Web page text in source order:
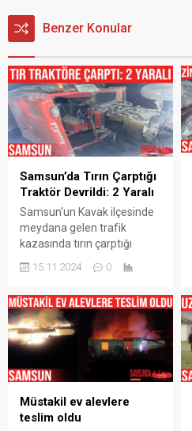
Benzer Konular
Samsun’da Tırın Çarptığı
Traktör Devrildi: 2 Yaralı
Samsun‘un Kavak ilçesinde
meydana gelen trafik
kazasında tırın çarptığı
sonucunca traktör sürücüsü
yaralandı. Samsun‘da Kavak
ilçesi Ankara-Samsun
Karayolu üzerinde Tekke
mevkisinde meydana gelen
trafik kazasında edinilen
bilgiye göre 31 DT 088
plakalı TIR M.K. isimli şahsın
kullanmış olduğu 55 ZA 860
15.11.2024 0
Müstakil ev alevlere
teslim oldu